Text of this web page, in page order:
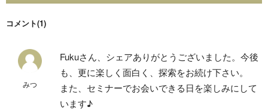
コメント(1)
みつ
Fukuさん、シェアありがとうございました。 今後
も、更に楽しく面白く、探索をお続け下さい。
また、セミナーでお会いできる日を楽しみにして
います♪